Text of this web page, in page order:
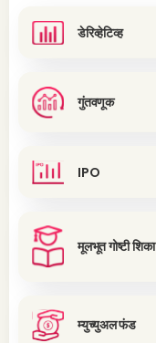
डेरिव्हेटिव्ह
गुंतवणूक
IPO
मूलभूत गोष्टी शिका
म्युच्युअल फंड